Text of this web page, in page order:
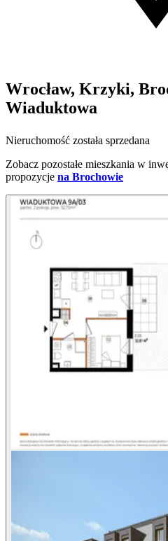
Wrocław, Krzyki,
Wiaduktowa
Nieruchomość została sprzedana
Zobacz pozostałe mieszkania w
propozycje na Brochowie